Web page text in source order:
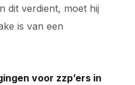
dit verdient, moet hij
is van een
voor zzp’ers in